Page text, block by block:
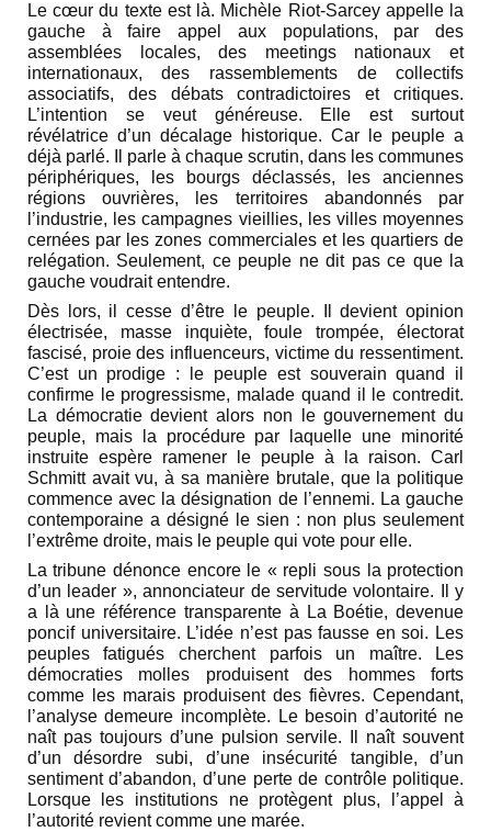
Le cœur du texte est là. Michèle Riot-Sarcey appelle la
gauche à faire appel aux populations, par des
assemblées locales, des meetings nationaux et
internationaux, des rassemblements de collectifs
associatifs, des débats contradictoires et critiques.
L’intention se veut généreuse. Elle est surtout
révélatrice d’un décalage historique. Car le peuple a
déjà parlé. Il parle à chaque scrutin, dans les communes
périphériques, les bourgs déclassés, les anciennes
régions ouvrières, les territoires abandonnés par
l’industrie, les campagnes vieillies, les villes moyennes
cernées par les zones commerciales et les quartiers de
relégation. Seulement, ce peuple ne dit pas ce que la
gauche voudrait entendre.
Dès lors, il cesse d’être le peuple. Il devient opinion
électrisée, masse inquiète, foule trompée, électorat
fascisé, proie des influenceurs, victime du ressentiment.
C’est un prodige : le peuple est souverain quand il
confirme le progressisme, malade quand il le contredit.
La démocratie devient alors non le gouvernement du
peuple, mais la procédure par laquelle une minorité
instruite espère ramener le peuple à la raison. Carl
Schmitt avait vu, à sa manière brutale, que la politique
commence avec la désignation de l’ennemi. La gauche
contemporaine a désigné le sien : non plus seulement
l’extrême droite, mais le peuple qui vote pour elle.
La tribune dénonce encore le « repli sous la protection
d’un leader », annonciateur de servitude volontaire. Il y
a là une référence transparente à La Boétie, devenue
poncif universitaire. L’idée n’est pas fausse en soi. Les
peuples fatigués cherchent parfois un maître. Les
démocraties molles produisent des hommes forts
comme les marais produisent des fièvres. Cependant,
l’analyse demeure incomplète. Le besoin d’autorité ne
naît pas toujours d’une pulsion servile. Il naît souvent
d’un désordre subi, d’une insécurité tangible, d’un
sentiment d’abandon, d’une perte de contrôle politique.
Lorsque les institutions ne protègent plus, l’appel à
l’autorité revient comme une marée.